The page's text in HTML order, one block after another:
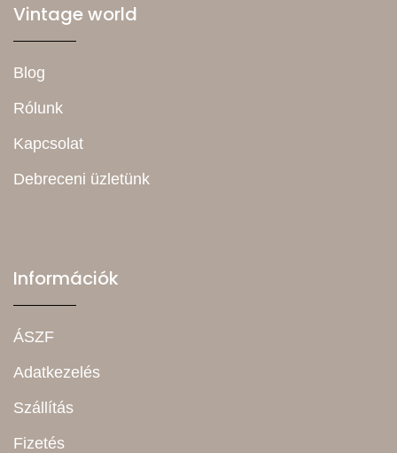
Vintage world
Blog
Rólunk
Kapcsolat
Debreceni üzletünk
Információk
ÁSZF
Adatkezelés
Szállítás
Fizetés